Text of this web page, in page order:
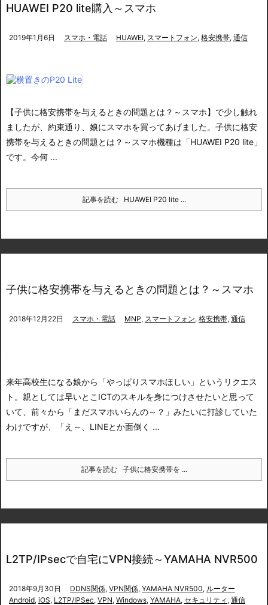
HUAWEI P20 lite購入～スマホ
2019年1月6日 スマホ・電話 HUAWEI, スマートフォン, 格安携帯, 通信
【子供に格安携帯を与えるときの問題とは？～スマホ】で少し触れ
ましたが、約束通り、娘にスマホを買ってあげました。 子供に格安
携帯を与えるときの問題とは？～スマホ機種は「HUAWEI P20 lite」
です。今何 ...
記事を読む HUAWEI P20 lite ...
子供に格安携帯を与えるときの問題とは？～スマホ
2018年12月22日 スマホ・電話 MNP, スマートフォン, 格安携帯, 通信
来年高校生になる娘から「やっぱりスマホほしい」というリクエス
ト。 親としては早いとこICTのスキルを身につけさせたいと思って
いて、前々から「まだスマホいらんの～？」みたいに打診していた
わけですが、「え～、LINEとか面倒く ...
記事を読む 子供に格安携帯を ...
L2TP/IPsecで自宅にVPN接続～YAMAHA NVR500
2018年9月30日 DDNS関係, VPN関係, YAMAHA NVR500, ルーター
Android, iOS, L2TP/IPSec, VPN, Windows, YAMAHA, セキュリティ , 通信